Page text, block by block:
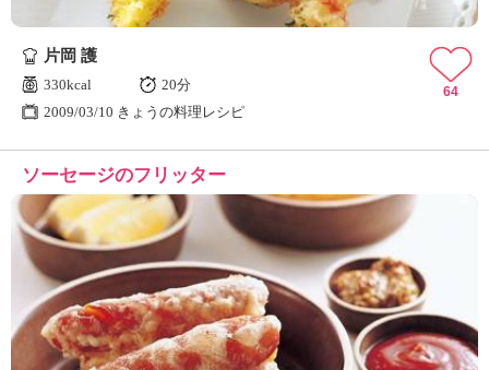
片岡 護
330kcal
20分
2009/03/10 きょうの料理レシピ
64
ソーセージのフリッター